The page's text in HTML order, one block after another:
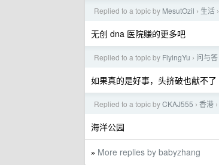
Replied to a topic by MesutOzil › 生活 ›
无创 dna 医院赚的更多吧
Replied to a topic by FlyingYu › 问与答
如果真的是好事，头挤破也献不了
Replied to a topic byCKAJ555 › 香港 ›
海洋公园
» More replies by babyzhang